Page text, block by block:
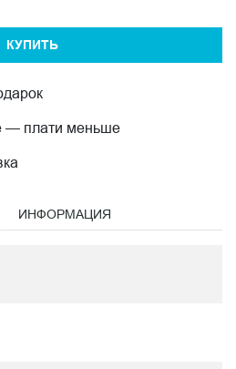
КУПИТЬ
— плати меньше
ИНФОРМАЦИЯ